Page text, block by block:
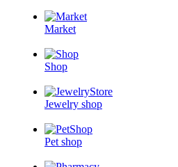
Market
Shop
Jewelry shop
Pet shop